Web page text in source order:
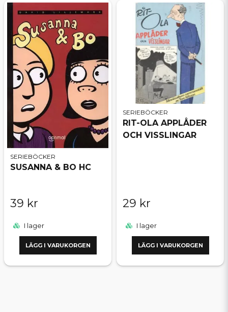
SERIEBÖCKER
SUSANNA & BO HC
39 kr
I lager
LÄGG I VARUKORGEN
SERIEBÖCKER
RIT-OLA APPLÅDER
OCH VISSLINGAR
29 kr
I lager
LÄGG I VARUKORGEN